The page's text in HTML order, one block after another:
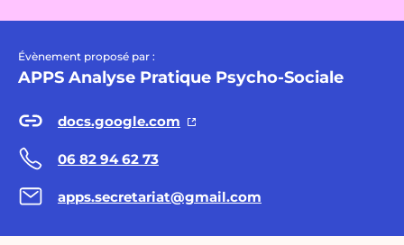
Évènement proposé par :
APPS Analyse Pratique Psycho-Sociale
docs.google.com
06 82 94 62 73
apps.secretariat@gmail.com